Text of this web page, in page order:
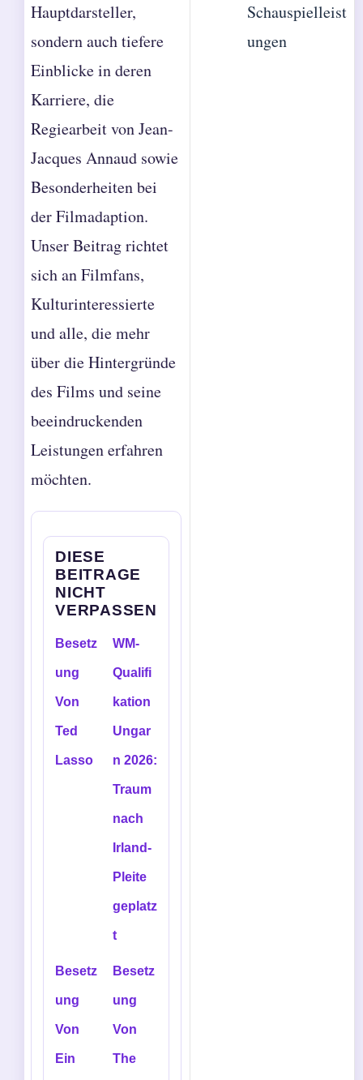
Hauptdarsteller,
sondern auch tiefere
Einblicke in deren
Karriere, die
Regiearbeit von Jean-
Jacques Annaud sowie
Besonderheiten bei
der Filmadaption.
Unser Beitrag richtet
sich an Filmfans,
Kulturinteressierte
und alle, die mehr
über die Hintergründe
des Films und seine
beeindruckenden
Leistungen erfahren
möchten.
DIESE
BEITRAGE
NICHT
VERPASSEN
Besetz
ung
Von
Ted
Lasso
WM-
Qualifi
kation
Ungar
n 2026:
Traum
nach
Irland-
Pleite
geplatz
t
Besetz
ung
Von
Ein
Besetz
ung
Von
The
Schauspielleist
ungen